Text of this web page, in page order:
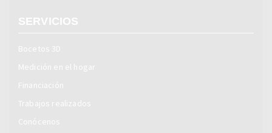
SERVICIOS
Bocetos 3D
Medición en el hogar
Financiación
Trabajos realizados
Conócenos